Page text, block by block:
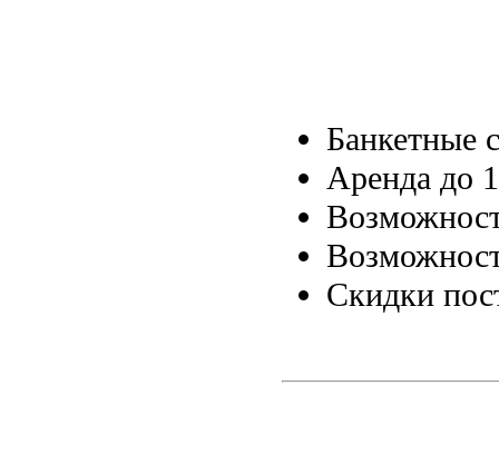
Банкетные
Аренда до
Скидки